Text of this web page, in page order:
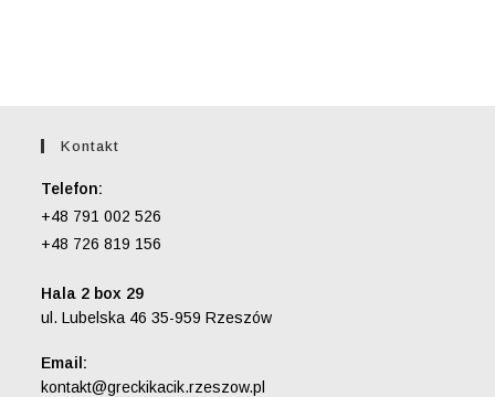
Kontakt
Telefon:
+48 791 002 526
+48 726 819 156
Hala 2 box 29
ul. Lubelska 46 35-959 Rzeszów
Email:
kontakt@greckikacik.rzeszow.pl